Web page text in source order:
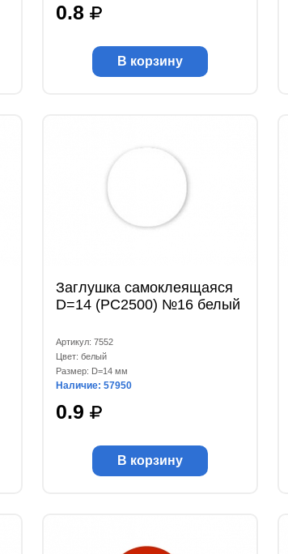
0.8
В корзину
Заглушка самоклеящаяся
D=14 (РС2500) №16 белый
Артикул: 7552
Цвет: белый
Размер: D=14 мм
Наличие: 57950
0.9
В корзину